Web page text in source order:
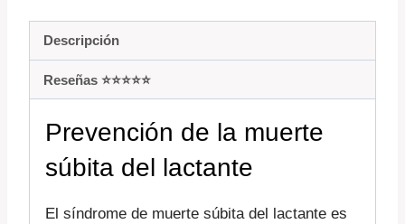
Descripción
Reseñas ⭐️⭐️⭐️⭐️⭐️
Prevención de la muerte
súbita del lactante
El síndrome de muerte súbita del lactante es